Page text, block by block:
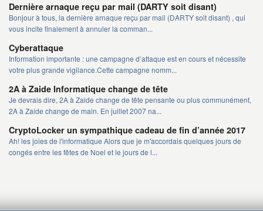
Dernière arnaque reçu par mail (DARTY soit disant)
Bonjour à tous, la dernière arnaque reçu par mail (DARTY soit disant) , qui
vous incite finalement à annuler la comman...
Cyberattaque
Information importante : une campagne d’attaque est en cours et nécessite
votre plus grande vigilance.Cette campagne nomm...
2A à Zaide Informatique change de tête
Je devrais dire, 2A à Zaide change de tête pensante ou plus communément,
2A à Zaide change de main. En juillet 2007 na...
CryptoLocker un sympathique cadeau de fin d’année 2017
Ah! les joies de l'informatique Alors que je m'accordais quelques jours de
congés entre les fêtes de Noel et le jours de l...